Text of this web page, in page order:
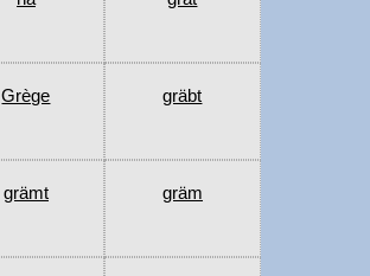
Grège gräbt
grämt gräm